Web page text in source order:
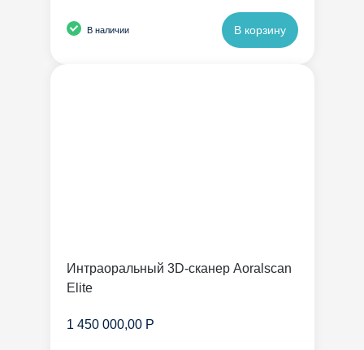
В наличии В корзину
Интраоральный 3D-сканер Aoralscan
Elite
1 450 000,00 Р